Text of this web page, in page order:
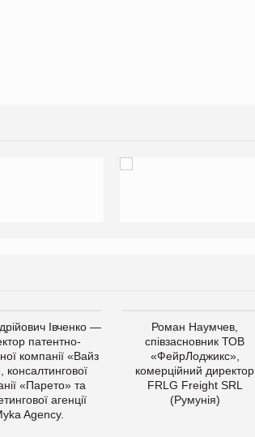
Івченко —
патентно-
компанії «Вайз
консалтингової
«Парето» та
агенції
Agency.
Роман Наумчев,
співзасновник ТОВ
«ФейрЛоджикс»,
комерційний директор
FRLG Freight SRL
(Румунія)